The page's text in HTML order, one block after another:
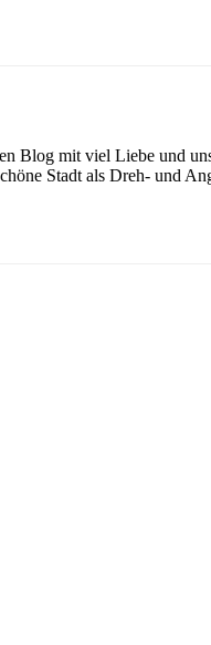
Blog mit viel Liebe und
Stadt als Dreh- und